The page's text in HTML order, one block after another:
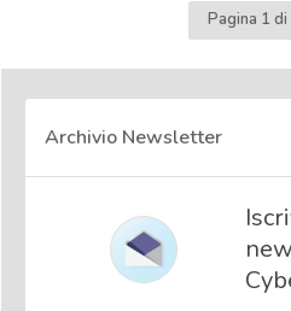
Pagina 1 di
Archivio Newsletter